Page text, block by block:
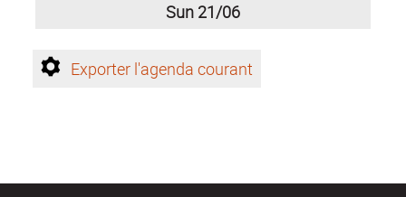
Sun 21/06
Exporter l'agenda courant